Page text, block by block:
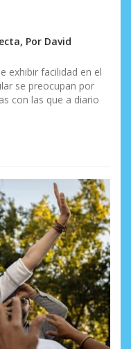
Por David
exhibir facilidad en el
se preocupan por
con las que a diario